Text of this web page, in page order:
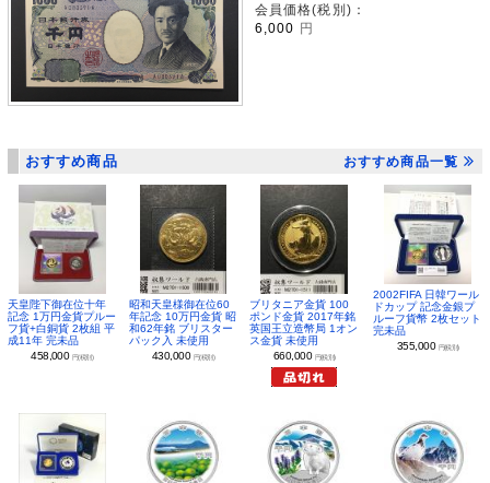
会員価格(税別)：
6,000
円
おすすめ商品 おすすめ商品一覧
天皇陛下御在位十年
記念 1万円金貨プルー
フ貨+白銅貨 2枚組 平
成11年 完未品
458,000 円(税別)
昭和天皇様御在位60
年記念 10万円金貨 昭
和62年銘 ブリスター
パック入 未使用
430,000 円(税別)
ブリタニア金貨 100
ポンド金貨 2017年銘
英国王立造幣局 1オン
ス金貨 未使用
660,000 円(税別)
2002FIFA 日韓ワール
ドカップ 記念金銀プ
ルーフ貨幣 2枚セット
完未品
355,000 円(税別)